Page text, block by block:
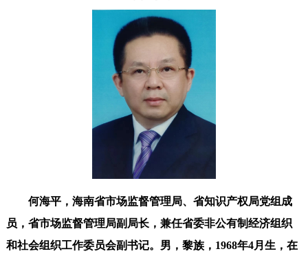
何海平， 海南省市场监督管理局、省知识产权局党组成
员，省市场监督管理局副局长，兼任省委非公有制经济组织
和社会组织工作委员会副书记。 男， 黎族， 1968年4月生，在